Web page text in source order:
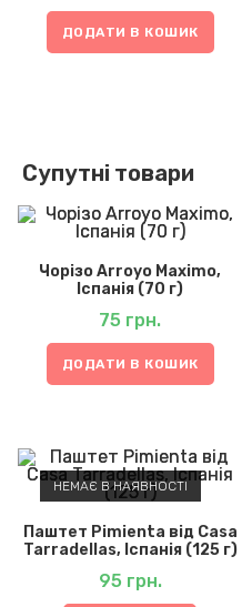
ДОДАТИ В КОШИК
Супутні товари
Чорізо Arroyo Maximo,
Іспанія (70 г)
75 грн.
ДОДАТИ В КОШИК
НЕМАЄ В НАЯВНОСТІ
Паштет Pimienta від Casa
Tarradellas, Іспанія (125 г)
95 грн.